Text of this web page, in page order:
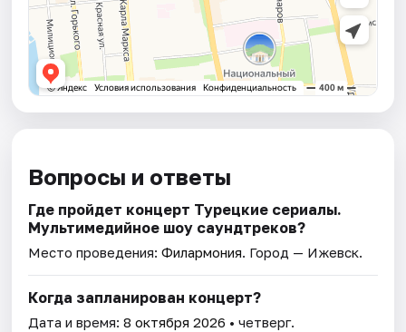
Вопросы и ответы
Где пройдет концерт Турецкие сериалы.
Мультимедийное шоу саундтреков?
Место проведения:Филармония. Город — Ижевск.
Когда запланирован концерт?
Дата и время:8 октября 2026 • четверг.